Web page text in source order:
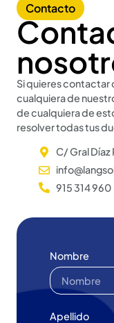
Contacto
Si quieres contactar
cualquiera de
de cualquiera de
resolver todas tus
C/ Gral
915 314 960
Nombre
Apellido